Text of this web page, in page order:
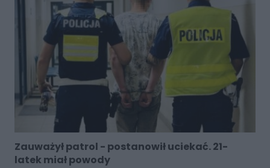
Zauważył patrol - postanowił uciekać. 21-
latek miał powody